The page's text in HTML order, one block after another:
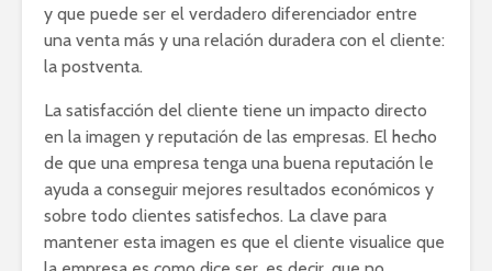
y que puede ser el verdadero diferenciador entre
una venta más y una relación duradera con el cliente:
la postventa.
La satisfacción del cliente tiene un impacto directo
en la imagen y reputación de las empresas. El hecho
de que una empresa tenga una buena reputación le
ayuda a conseguir mejores resultados económicos y
sobre todo clientes satisfechos. La clave para
mantener esta imagen es que el cliente visualice que